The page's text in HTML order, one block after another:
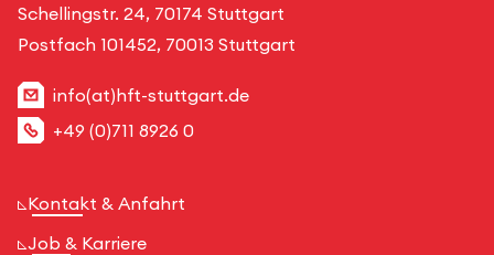
Schellingstr. 24, 70174 Stuttgart
Postfach 101452, 70013 Stuttgart
info(at)hft-stuttgart.de
+49 (0)711 8926 0
Kontakt & Anfahrt
Job & Karriere